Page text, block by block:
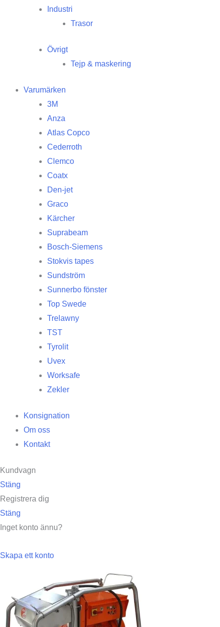
Industri
Trasor
Övrigt
Tejp & maskering
Varumärken
3M
Anza
Atlas Copco
Cederroth
Clemco
Coatx
Den-jet
Graco
Kärcher
Suprabeam
Bosch-Siemens
Stokvis tapes
Sundström
Sunnerbo fönster
Top Swede
Trelawny
TST
Tyrolit
Uvex
Worksafe
Zekler
Konsignation
Om oss
Kontakt
Kundvagn
Stäng
Registrera dig
Stäng
Inget konto ännu?
Skapa ett konto